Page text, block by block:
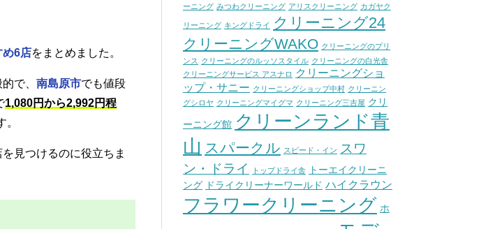
め6店をまとめました。
で、 南島原市でも値段
1,080円から2,992円程
見つけるのに役立ちま
ーニング みつわクリーニング アリスクリーニング カガヤク
リーニング キングドライ クリーニング24
クリーニングWAKO クリーニングのプリ
ンス クリーニングのルッソスタイル クリーニングの白光舎
クリーニングサービス アスナロ
クリーニングショ
ップ・サニー クリーニングショップ中村 クリーニン
グシロヤ クリーニングマイグマ クリーニング三吉屋 クリ
ーニング館 クリーンランド青
山 スパークル スピード・イン スワ
ン・ドライ
トップドライ舎
トーエイクリーニ
ング ドライクリーナーワールド ハイクラウン
フラワークリーニング ホ